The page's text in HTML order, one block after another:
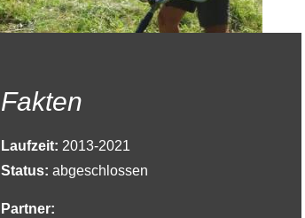
Fakten
Laufzeit: 2013-2021
Status: abgeschlossen
Partner: